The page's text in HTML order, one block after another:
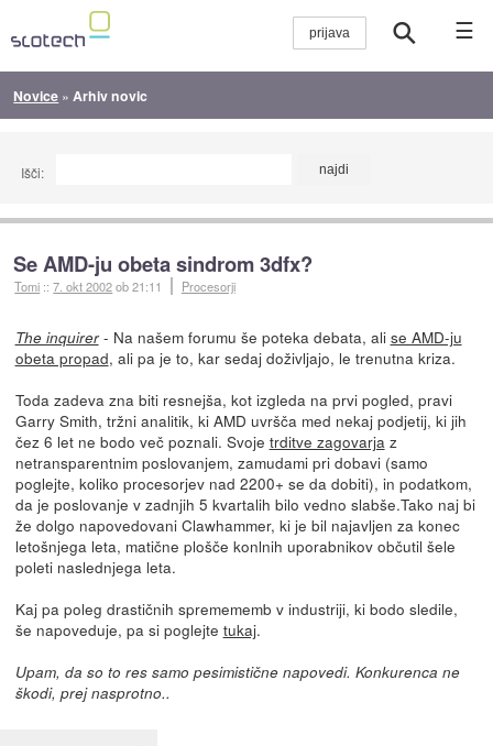
☰
Novice » Arhiv novic
Išči:
Se AMD-ju obeta sindrom 3dfx?
Tomi ::7. okt 2002ob 21:11 Procesorji
The inquirer- Na našem forumu še poteka debata, ali se AMD-ju
obeta propad, ali pa je to, kar sedaj doživljajo, le trenutna kriza.
Toda zadeva zna biti resnejša, kot izgleda na prvi pogled, pravi
Garry Smith, tržni analitik, ki AMD uvršča med nekaj podjetij, ki jih
čez 6 let ne bodo več poznali. Svoje trditve zagovarjaz
netransparentnim poslovanjem, zamudami pri dobavi (samo
poglejte, koliko procesorjev nad 2200+ se da dobiti), in podatkom,
da je poslovanje v zadnjih 5 kvartalih bilo vedno slabše.Tako naj bi
že dolgo napovedovani Clawhammer, ki je bil najavljen za konec
letošnjega leta, matične plošče konlnih uporabnikov občutil šele
poleti naslednjega leta.
Kaj pa poleg drastičnih spremememb v industriji, ki bodo sledile,
še napoveduje, pa si poglejte tukaj.
Upam, da so to res samo pesimistične napovedi. Konkurenca ne
škodi, prej nasprotno..